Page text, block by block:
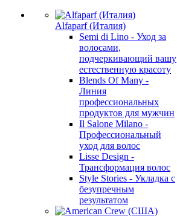
Alfaparf (Италия)
Semi di Lino - Уход за
волосами,
подчеркивающий вашу
естественную красоту
Blends Of Many -
Линия
профессиональных
продуктов для мужчин
Il Salone Milano -
Профессиональный
уход для волос
Lisse Design -
Трансформация волос
Style Stories - Укладка с
безупречным
результатом